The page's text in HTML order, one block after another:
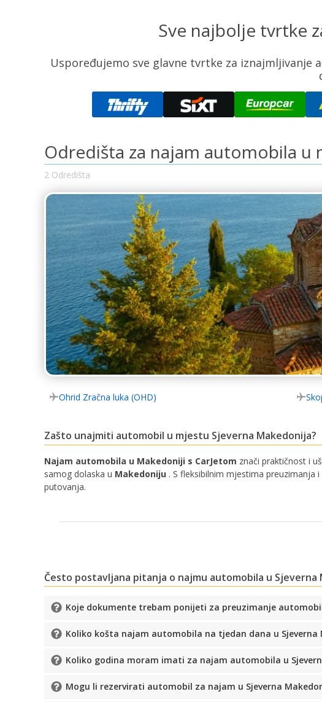
Sve najbolje tvrtke
Uspoređujemo sve glavne tvrtke za iznajmljivanje
Odredišta za najam automobila u
2 Odredišta
Ohrid Zračna luka (OHD)
Zašto unajmiti automobil u mjestu Sjeverna Makedonija?
Najam automobila u Makedoniji s CarJetom znači praktičnost i
samog dolaska u Makedoniju . S fleksibilnim mjestima
putovanja.
Često postavljana pitanja o najmu automobila u Sjeverna
Koje dokumente trebam ponijeti za preuzimanje
Koliko košta najam automobila na tjedan dana u Sjeverna
Koliko godina moram imati za najam automobila u
Mogu li rezervirati automobil za najam u Sjeverna